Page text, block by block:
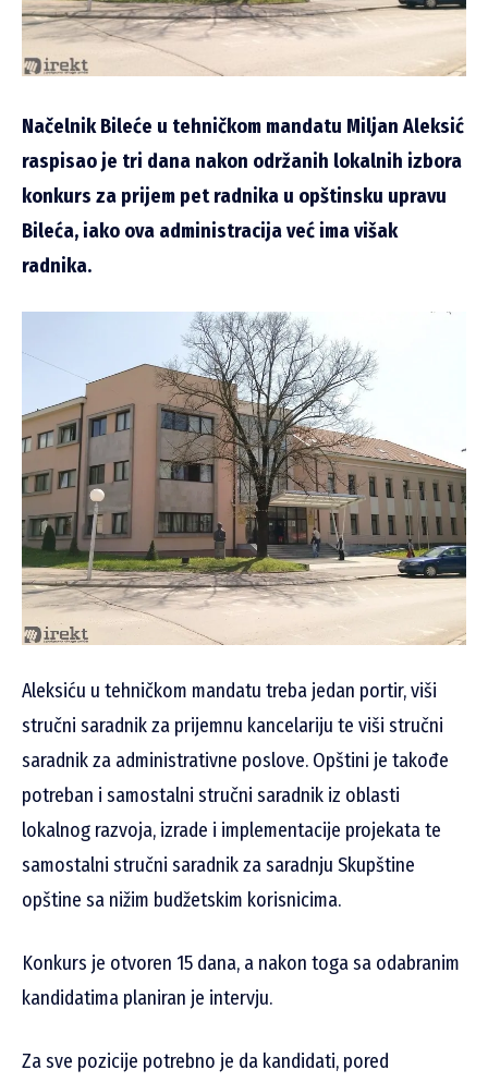
Načelnik Bileće u tehničkom mandatu Miljan Aleksić
raspisao je tri dana nakon održanih lokalnih izbora
konkurs za prijem pet radnika u opštinsku upravu
Bileća, iako ova administracija već ima višak
radnika.
Aleksiću u tehničkom mandatu treba jedan portir, viši
stručni saradnik za prijemnu kancelariju te viši stručni
saradnik za administrativne poslove. Opštini je takođe
potreban i samostalni stručni saradnik iz oblasti
lokalnog razvoja, izrade i implementacije projekata te
samostalni stručni saradnik za saradnju Skupštine
opštine sa nižim budžetskim korisnicima.
Konkurs je otvoren 15 dana, a nakon toga sa odabranim
kandidatima planiran je intervju.
Za sve pozicije potrebno je da kandidati, pored